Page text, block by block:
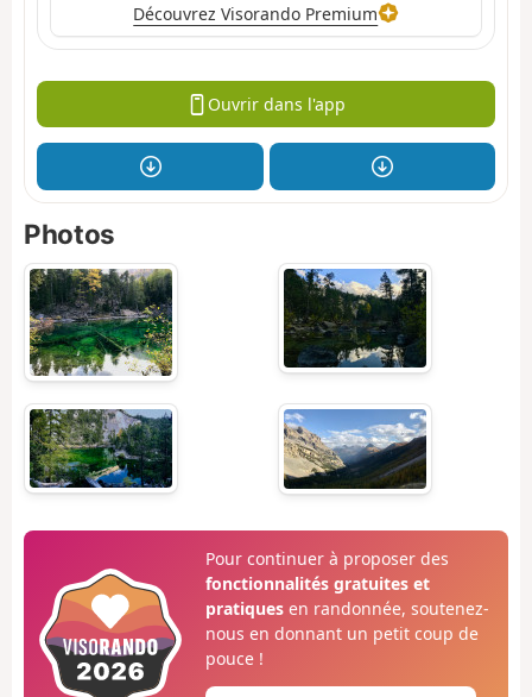
Découvrez Visorando Premium
Ouvrir dans l'app
Photos
Pour continuer à proposer des
fonctionnalités gratuites et
pratiquesen randonnée, soutenez-
nous en donnant un petit coup de
pouce !